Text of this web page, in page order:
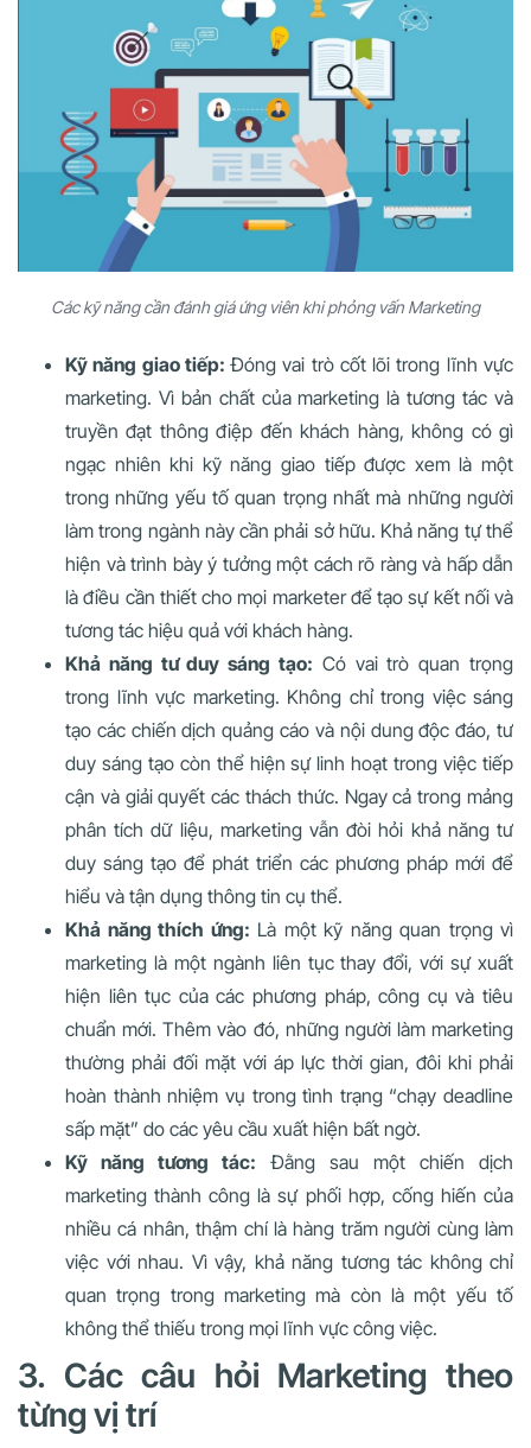
Các kỹ năng cần đánh giá ứng viên khi phỏng vấn Marketing
Kỹ năng giao tiếp: Đóng vai trò cốt lõi trong lĩnh vực
marketing. Vì bản chất của marketing là tương tác và
truyền đạt thông điệp đến khách hàng, không có gì
ngạc nhiên khi kỹ năng giao tiếp được xem là một
trong những yếu tố quan trọng nhất mà những người
làm trong ngành này cần phải sở hữu. Khả năng tự thể
hiện và trình bày ý tưởng một cách rõ ràng và hấp dẫn
là điều cần thiết cho mọi marketer để tạo sự kết nối và
tương tác hiệu quả với khách hàng.
Khả năng tư duy sáng tạo: Có vai trò quan trọng
trong lĩnh vực marketing. Không chỉ trong việc sáng
tạo các chiến dịch quảng cáo và nội dung độc đáo, tư
duy sáng tạo còn thể hiện sự linh hoạt trong việc tiếp
cận và giải quyết các thách thức. Ngay cả trong mảng
phân tích dữ liệu, marketing vẫn đòi hỏi khả năng tư
duy sáng tạo để phát triển các phương pháp mới để
hiểu và tận dụng thông tin cụ thể.
Khả năng thích ứng: Là một kỹ năng quan trọng vì
marketing là một ngành liên tục thay đổi, với sự xuất
hiện liên tục của các phương pháp, công cụ và tiêu
chuẩn mới. Thêm vào đó, những người làm marketing
thường phải đối mặt với áp lực thời gian, đôi khi phải
hoàn thành nhiệm vụ trong tình trạng “chạy deadline
sấp mặt” do các yêu cầu xuất hiện bất ngờ.
Kỹ năng tương tác: Đằng sau một chiến dịch
marketing thành công là sự phối hợp, cống hiến của
nhiều cá nhân, thậm chí là hàng trăm người cùng làm
việc với nhau. Vì vậy, khả năng tương tác không chỉ
quan trọng trong marketing mà còn là một yếu tố
không thể thiếu trong mọi lĩnh vực công việc.
3. Các câu hỏi Marketing theo
từng vị trí